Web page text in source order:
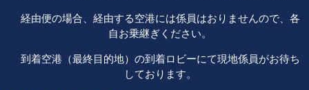
経由便の場合、経由する空港には係員はおりませんので、各
自お乗継ぎください。
到着空港（最終目的地）の到着ロビーにて現地係員がお待ち
しております。